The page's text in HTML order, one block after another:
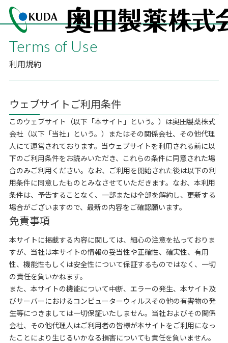
Terms of Use
利用規約
ウェブサイトご利用条件
このウェブサイト（以下「本サイト」という。）は奥田製薬株式
会社（以下「当社」という。）またはその関係会社、その他代理
人にて運営されております。当ウェブサイトを利用される前に以
下のご利用条件をお読みいただき、これらの条件に同意された場
合のみご利用ください。なお、ご利用を開始された後は以下の利
用条件に同意したものとみなさせていただきます。なお、本利用
条件は、予告することなく、一部または全部を解約し、更新する
場合がございますので、最新の内容をご確認願います。
免責事項
本サイトに掲載する内容に関しては、細心の注意を払っておりま
すが、当社は本サイトの情報の妥当性や正確性、確実性、有用
性、機能性もしくは安全性について保証するものではなく、一切
の責任を負いかねます。
また、本サイトの機能について中断、エラーの発生、本サイト及
びサーバーにおけるコンピューターウィルスその他の有害物の発
生等につきましては一切保証いたしません。当社およびその関係
会社、その他代理人はご利用者の皆様が本サイトをご利用になっ
たことにより生じるいかなる損害についても責任を負いません。